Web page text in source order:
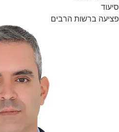
סיעוד
פציעה ברשות הרבים